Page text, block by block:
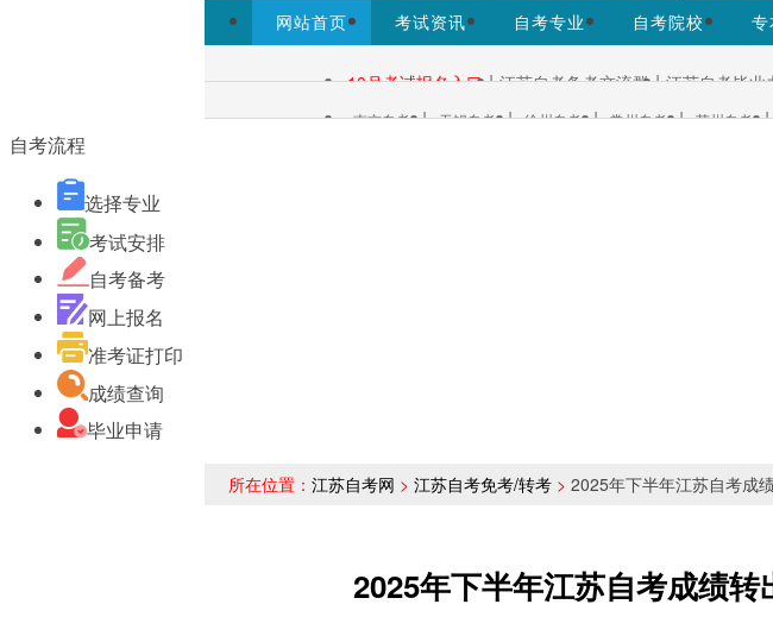
网站首页 考试资讯 自考专业 自考院校
10月考试报名入口 | 江苏自考备考交流群 | 江苏自考毕业
南京自考 | 无锡自考 | 徐州自考 | 常州自考 | 苏州自考 |
自考流程
选择专业
考试安排
自考备考
网上报名
准考证打印
成绩查询
毕业申请
所在位置： 江苏自考网 > 江苏自考免考/转考 > 2025年下半年江苏自考成
2025年下半年江苏自考成绩转